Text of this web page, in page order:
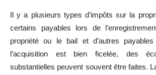
Il y a plusieurs types d’impôts sur la
certains payables lors de
propriété ou le bail et d’autres
l’acquisition est bien ficelée, des
substantielles peuvent souvent être faites.